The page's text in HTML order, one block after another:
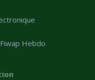
Hebdo